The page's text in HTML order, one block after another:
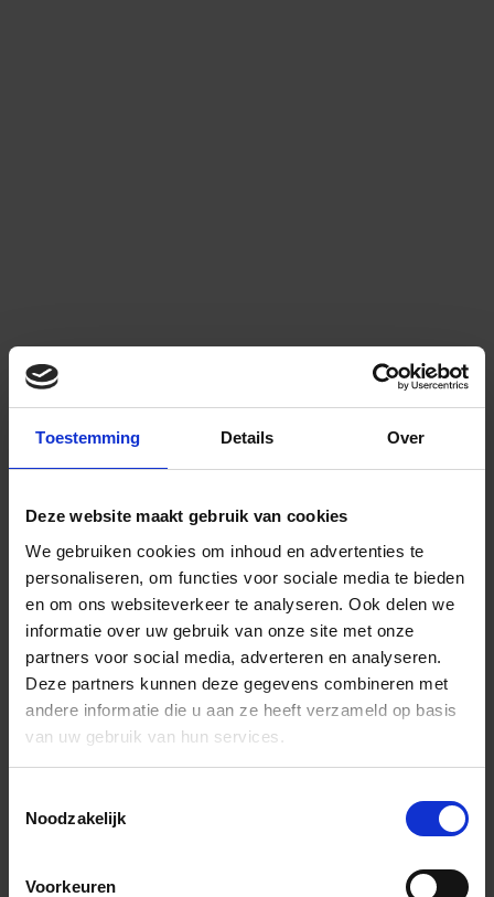
Toestemming Details Over
Deze website maakt gebruik van cookies
We gebruiken cookies om inhoud en advertenties te
personaliseren, om functies voor sociale media te bieden
en om ons websiteverkeer te analyseren. Ook delen we
informatie over uw gebruik van onze site met onze
partners voor social media, adverteren en analyseren.
Deze partners kunnen deze gegevens combineren met
andere informatie die u aan ze heeft verzameld op basis
van uw gebruik van hun services.
Noodzakelijk
Voorkeuren